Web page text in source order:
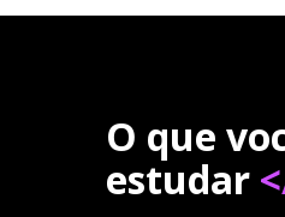
O que
estudar